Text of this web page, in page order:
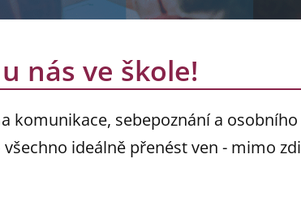
nás ve škole!
komunikace, sebepoznání a osobního
ideálně přenést ven - mimo zdi